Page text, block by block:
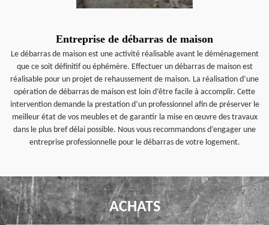
Entreprise de débarras de maison
Le débarras de maison est une activité réalisable avant le déménagement
que ce soit définitif ou éphémère. Effectuer un débarras de maison est
réalisable pour un projet de rehaussement de maison. La réalisation d’une
opération de débarras de maison est loin d’être facile à accomplir. Cette
intervention demande la prestation d’un professionnel afin de préserver le
meilleur état de vos meubles et de garantir la mise en œuvre des travaux
dans le plus bref délai possible. Nous vous recommandons d’engager une
entreprise professionnelle pour le débarras de votre logement.
ACHATS